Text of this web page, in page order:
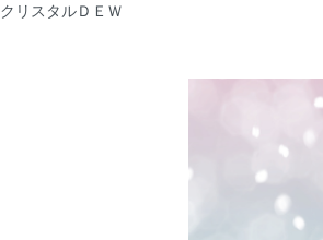
クリスタルＤＥＷ